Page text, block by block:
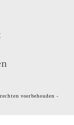
voorbehouden -